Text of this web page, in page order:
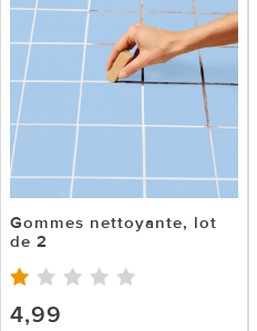
Gommes nettoyante, lot
de 2
4,99